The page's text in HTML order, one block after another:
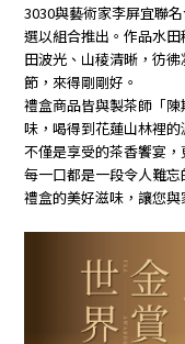
3030與藝術家李屏宜聯
選以組合推出。作品水
田波光、山稜清晰，彷
節，來得剛剛好。
禮盒商品皆與製茶師「
味，喝得到花蓮山林裡
不僅是享受的茶香饗宴
每一口都是一段令人難忘
禮盒的美好滋味，讓您